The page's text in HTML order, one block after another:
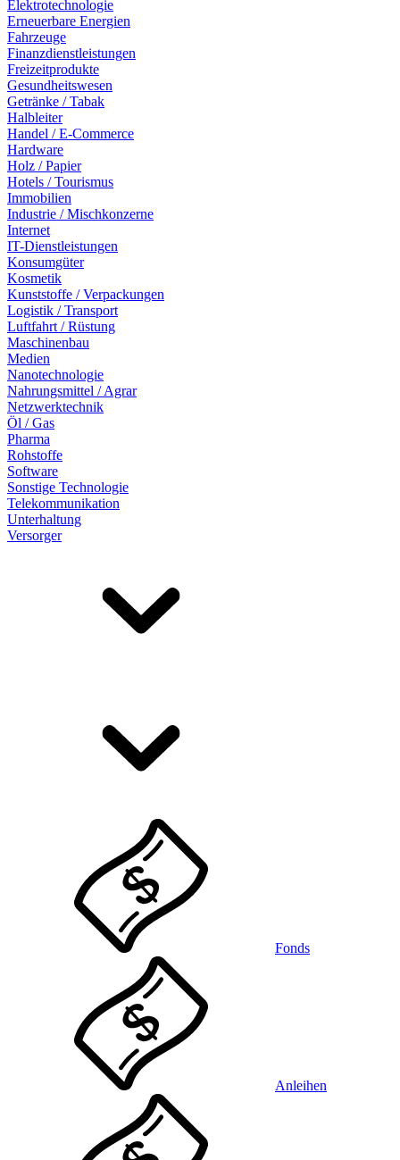
Elektrotechnologie
Erneuerbare Energien
Fahrzeuge
Finanzdienstleistungen
Freizeitprodukte
Gesundheitswesen
Getränke / Tabak
Halbleiter
Handel / E-Commerce
Hardware
Holz / Papier
Hotels / Tourismus
Immobilien
Industrie / Mischkonzerne
Internet
IT-Dienstleistungen
Konsumgüter
Kosmetik
Kunststoffe / Verpackungen
Logistik / Transport
Luftfahrt / Rüstung
Maschinenbau
Medien
Nanotechnologie
Nahrungsmittel / Agrar
Netzwerktechnik
Öl / Gas
Pharma
Rohstoffe
Software
Sonstige Technologie
Telekommunikation
Unterhaltung
Versorger
Fonds
Anleihen